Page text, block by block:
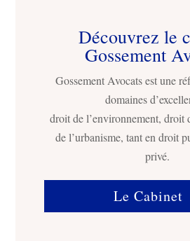
Découvrez le
Gossement
Gossement Avocats est une
domaines
droit de l’environnement, droit
de l’urbanisme, tant en droit
privé.
Le Cabinet